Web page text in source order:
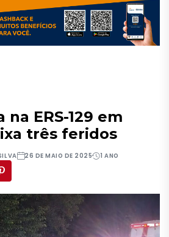
ERS-129 em
três feridos
26 DE MAIO DE 2025 1 ANO